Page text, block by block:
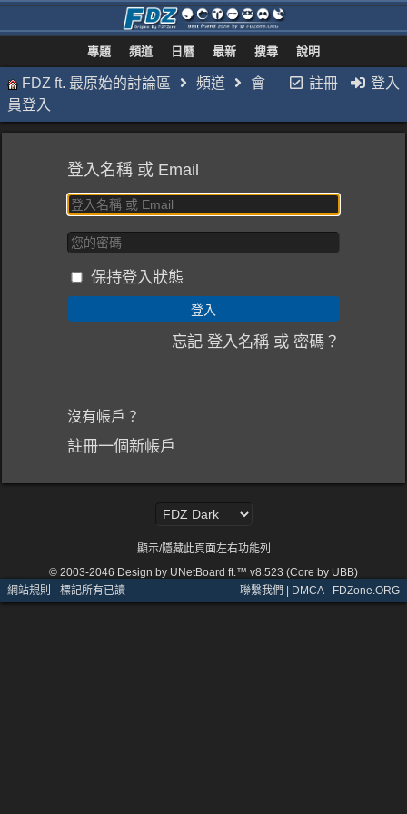
專題 頻道 日曆 最新 搜尋 說明
註冊 登入
FDZ ft. 最原始的討論區 頻道
會
員登入
登入名稱 或 Email
保持登入狀態
忘記 登入名稱 或 密碼？
沒有帳戶？
註冊一個新帳戶
顯示/隱藏此頁面左右功能列
© 2003-2046 Design by UNetBoard ft.™ v8.523 (Core by UBB)
網站規則 · 標記所有已讀 聯繫我們 | DMCA· FDZone.ORG